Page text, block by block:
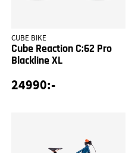
CUBE BIKE
Cube Reaction C:62 Pro
Blackline XL
24990:-